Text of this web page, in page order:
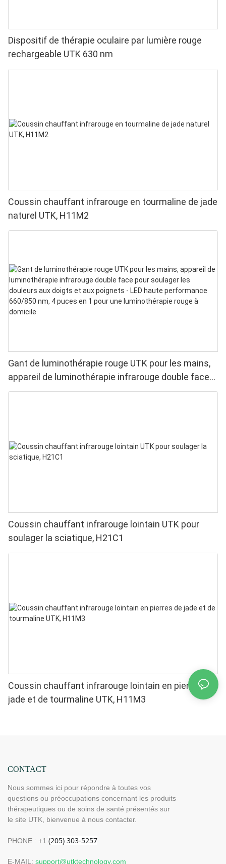
Dispositif de thérapie oculaire par lumière rouge
rechargeable UTK 630 nm
Coussin chauffant infrarouge en tourmaline de jade
naturel UTK, H11M2
Gant de luminothérapie rouge UTK pour les mains,
appareil de luminothérapie infrarouge double face
pour soulager les douleurs aux doigts et aux
Coussin chauffant infrarouge lointain UTK pour
soulager la sciatique, H21C1
Coussin chauffant infrarouge lointain en pierres de
jade et de tourmaline UTK, H11M3
CONTACT
Nous sommes ici pour répondre à toutes vos
questions ou préoccupations concernant les produits
thérapeutiques ou de soins de santé présentés sur
le site UTK, bienvenue à nous contacter.
PHONE : +1
E-MAIL: support@utktechnology.com